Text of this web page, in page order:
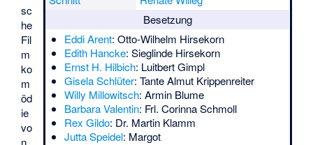
Besetzung
Eddi Arent: Otto-Wilhelm Hirsekorn
Edith Hancke: Sieglinde Hirsekorn
Ernst H. Hilbich: Luitbert Gimpl
Gisela Schlüter: Tante Almut Krippenreiter
Willy Millowitsch: Armin Blume
Barbara Valentin: Frl. Corinna Schmoll
Rex Gildo: Dr. Martin Klamm
Jutta Speidel: Margot
sc
he
Fil
m
ko
m
öd
ie
vo